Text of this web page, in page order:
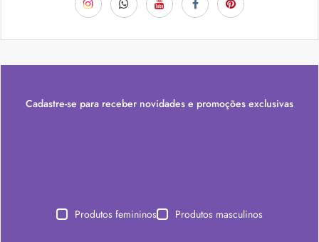
Cadastre-se para receber novidades e promoções exclusivas
Produtos femininos Produtos masculinos